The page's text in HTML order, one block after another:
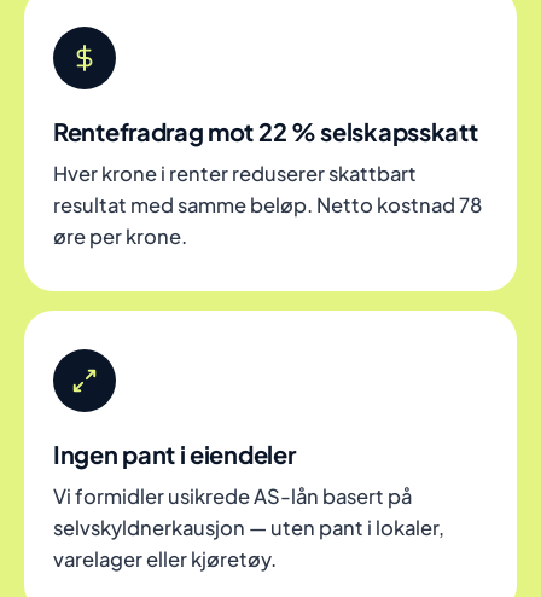
Rentefradrag mot 22 % selskapsskatt
Hver krone i renter reduserer skattbart
resultat med samme beløp. Netto kostnad 78
øre per krone.
Ingen pant i eiendeler
Vi formidler usikrede AS-lån basert på
selvskyldnerkausjon — uten pant i lokaler,
varelager eller kjøretøy.